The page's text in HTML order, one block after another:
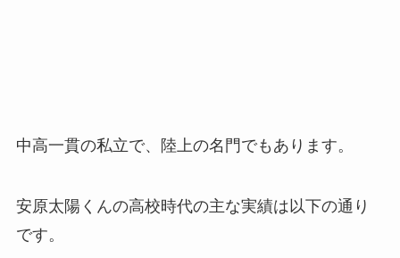
中高一貫の私立で、陸上の名門でもあります。
安原太陽くんの高校時代の主な実績は以下の通り
です。